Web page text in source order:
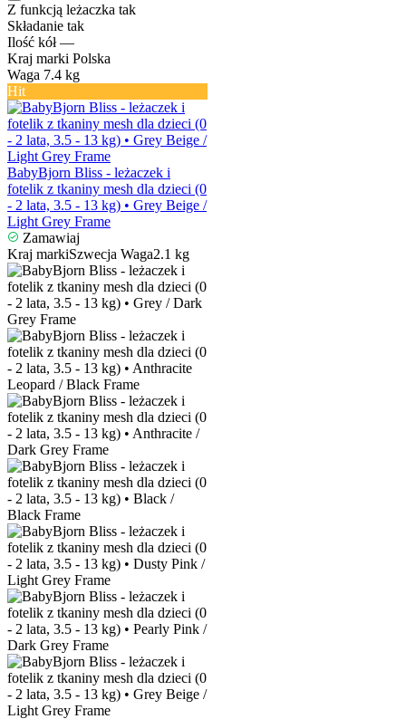
Z funkcją leżaczka tak
Składanie tak
Ilość kół —
Kraj marki Polska
Waga 7.4 kg
Hit
BabyBjorn Bliss - leżaczek i
fotelik z tkaniny mesh dla dzieci (0
- 2 lata, 3.5 - 13 kg) • Grey Beige /
Light Grey Frame
Zamawiaj
Kraj markiSzwecja Waga2.1 kg